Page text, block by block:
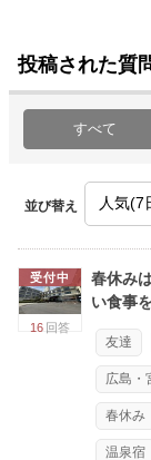
投稿された質
すべて
並び替え
受付中
16 回答
春休み
い食事
友達
広島・
春休み
温泉宿